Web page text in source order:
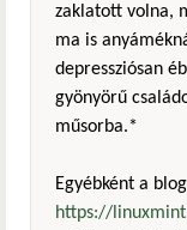
zaklatott volna,
ma is
depressziósan
gyönyörű
műsorba.*
Egyébként a
https://